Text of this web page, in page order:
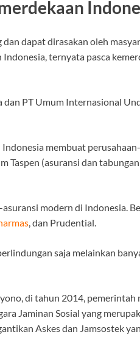
dapat dirasakan oleh
ternyata pasca
PT Umum Internasional
membuat
Taspen (asuransi dan
modern di Indonesia.
, dan Prudential.
saja melainkan
di tahun 2014,
Jaminan Sosial yang
Askes dan Jamsostek